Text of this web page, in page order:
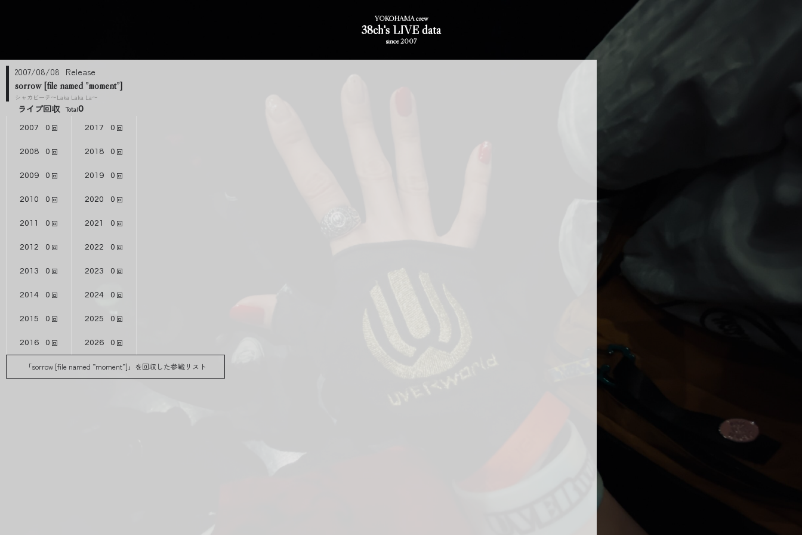
YOKOHAMA crew
38ch's LIVE data
since 2007
2007/08/08
sorrow [file named ”moment”]
シャカビーチ〜Laka Laka La〜
ライブ回収 0
2007 0
2008 0
2009 0
2010 0
2011 0
2012 0
2013 0
2014 0
2015 0
2016 0
2017 0
2018 0
2019 0
2020 0
2021 0
2022 0
2023 0
2024 0
2025 0
2026 0
「sorrow [file named ”moment”]」を回収した参戦リスト